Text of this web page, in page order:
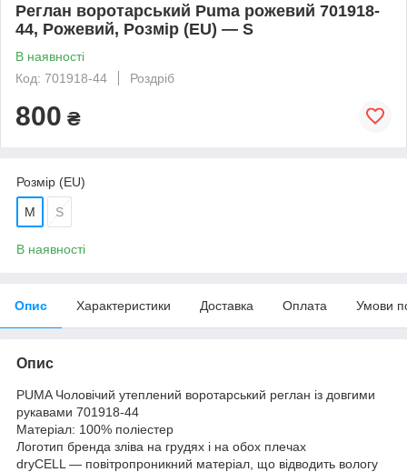
Реглан воротарський Puma рожевий 701918-
44, Рожевий, Розмір (EU) — S
В наявності
Код: 701918-44
Роздріб
800 ₴
Розмір (EU)
M S
В наявності
Опис Характеристики Доставка Оплата Умови
Опис
PUMA Чоловічий утеплений воротарський реглан із довгими
рукавами 701918-44
Матеріал: 100% поліестер
Логотип бренда зліва на грудях і на обох плечах
dryCELL — повітропроникний матеріал, що відводить вологу